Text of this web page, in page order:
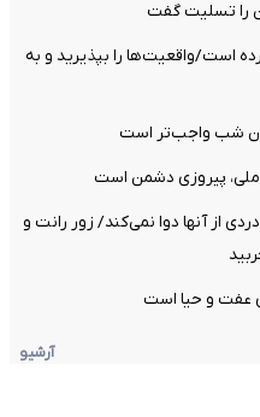
را تسلیت گفت
است/واقعیت‌ها را بپذیرید و به
شب واجب‌تر است
ملی، پیروزی دشمن است
از آنها دوا نمی‌کند/ زور رانت و
و حیا است
آرشیو